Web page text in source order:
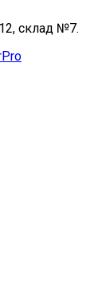
склад №7.